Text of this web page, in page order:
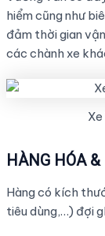
hiểm cũng như
đảm thời gian
các chành xe
HÀNG HÓA
Hàng có kích
tiêu dùng,…) đợi